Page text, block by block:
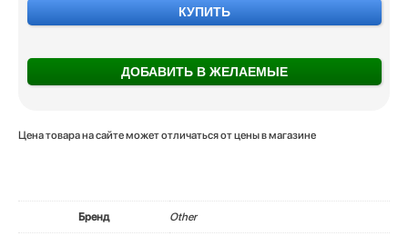
КУПИТЬ
ДОБАВИТЬ В ЖЕЛАЕМЫЕ
Цена товара на сайте может отличаться от цены в магазине
Бренд Other